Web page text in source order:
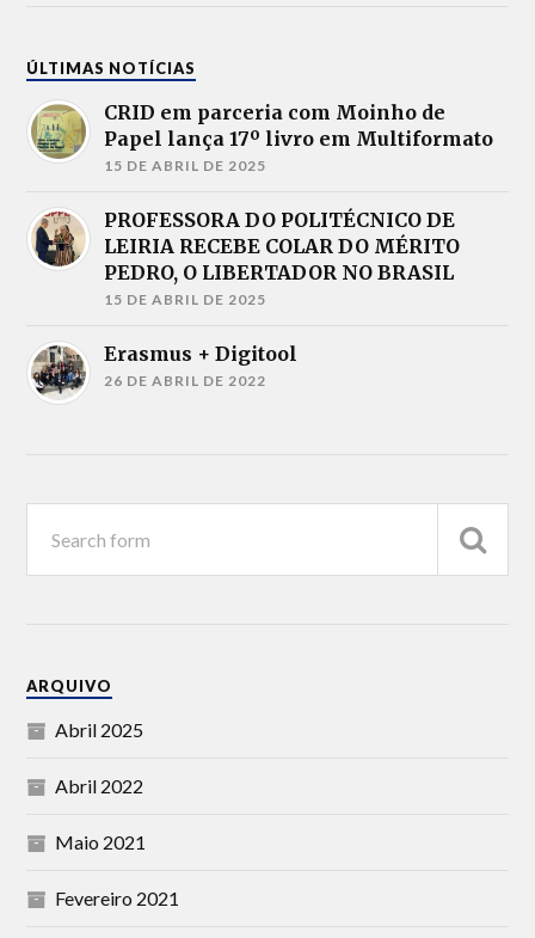
ÚLTIMAS NOTÍCIAS
CRID em parceria com Moinho de
Papel lança 17º livro em Multiformato
15 DE ABRIL DE 2025
PROFESSORA DO POLITÉCNICO DE
LEIRIA RECEBE COLAR DO MÉRITO
PEDRO, O LIBERTADOR NO BRASIL
15 DE ABRIL DE 2025
Erasmus + Digitool
26 DE ABRIL DE 2022
ARQUIVO
Abril 2025
Abril 2022
Maio 2021
Fevereiro 2021